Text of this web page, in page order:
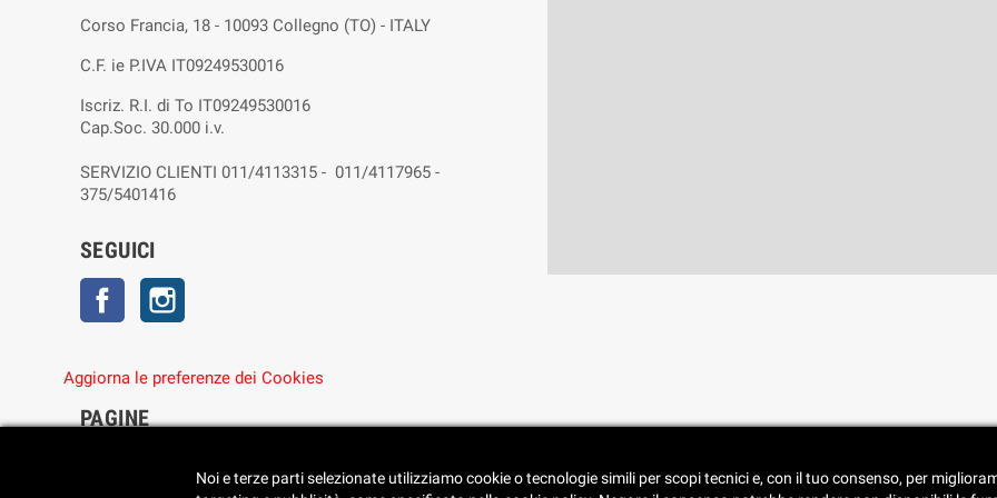
Corso Francia, 18 - 10093 Collegno (TO) - ITALY
C.F. ie P.IVA IT09249530016
Iscriz. R.I. di To IT09249530016
Cap.Soc. 30.000 i.v.
SERVIZIO CLIENTI 011/4113315 - 011/4117965 -
375/5401416
SEGUICI
Facebook
Aggiorna le preferenze dei Cookies
PAGINE
• Spedizione e consegna
Noi e terze parti selezionate utilizziamo cookie o tecnologie simili per scopi tecnici e, con il tuo consenso, per